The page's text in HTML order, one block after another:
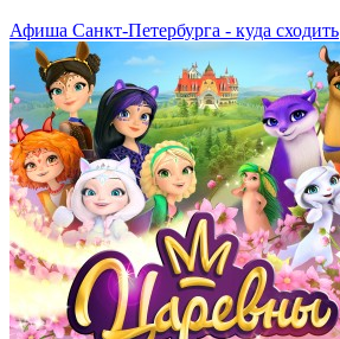
Афиша Санкт-Петербурга - куда сходить